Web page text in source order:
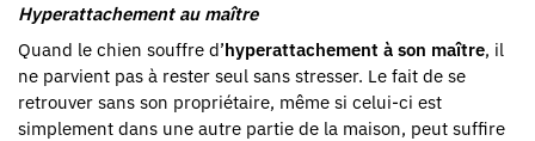
Hyperattachement au maître
Quand le chien souffre d’hyperattachement à son maître, il
ne parvient pas à rester seul sans stresser. Le fait de se
retrouver sans son propriétaire, même si celui-ci est
simplement dans une autre partie de la maison, peut suffire